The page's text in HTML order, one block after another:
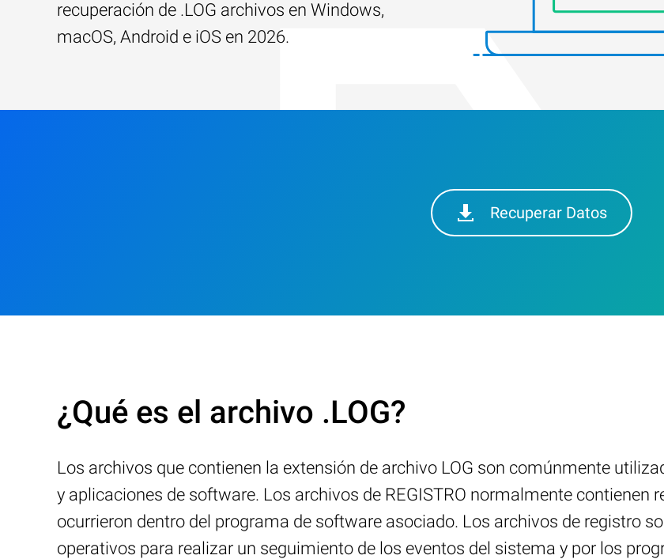
recuperación de .LOG archivos en Windows,
macOS, Android e iOS en 2026.
Recuperar Datos
¿Qué es el archivo .LOG?
Los archivos que contienen la extensión de archivo LOG son comúnmente
y aplicaciones de software. Los archivos de REGISTRO normalmente contienen
ocurrieron dentro del programa de software asociado. Los archivos de registro
operativos para realizar un seguimiento de los eventos del sistema y por los